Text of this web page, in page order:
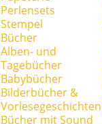
Perlensets
Stempel
Bücher
Alben- und
Tagebücher
Babybücher
Bilderbücher &
Vorlesegeschichten
Bücher mit Sound